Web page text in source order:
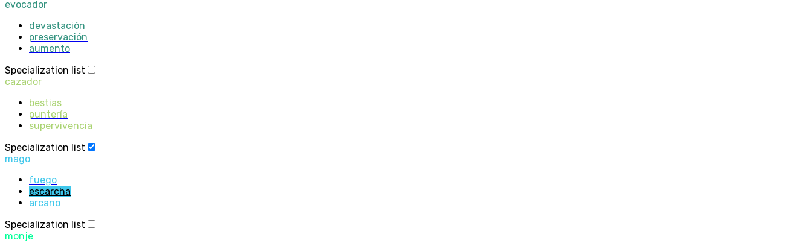
evocador
devastación
preservación
aumento
Specialization list
cazador
bestias
puntería
supervivencia
Specialization list
mago
fuego
escarcha
arcano
Specialization list
monje